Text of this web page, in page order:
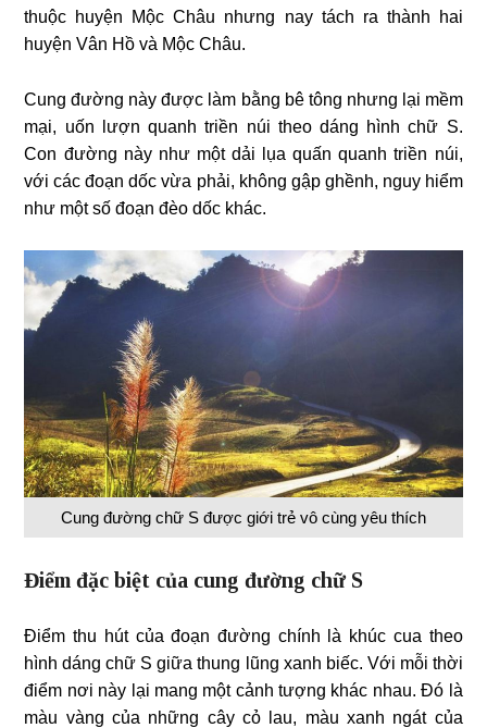
thuộc huyện Mộc Châu nhưng nay tách ra thành hai
huyện Vân Hồ và Mộc Châu.
Cung đường này được làm bằng bê tông nhưng lại mềm
mại, uốn lượn quanh triền núi theo dáng hình chữ S.
Con đường này như một dải lụa quấn quanh triền núi,
với các đoạn dốc vừa phải, không gập ghềnh, nguy hiểm
như một số đoạn đèo dốc khác.
Cung đường chữ S được giới trẻ vô cùng yêu thích
Điểm đặc biệt của cung đường chữ S
Điểm thu hút của đoạn đường chính là khúc cua theo
hình dáng chữ S giữa thung lũng xanh biếc. Với mỗi thời
điểm nơi này lại mang một cảnh tượng khác nhau. Đó là
màu vàng của những cây cỏ lau, màu xanh ngát của